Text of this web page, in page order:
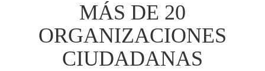
MÁS DE 20
ORGANIZACIONES
CIUDADANAS